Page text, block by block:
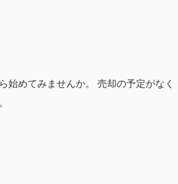
始めてみませんか。 売却の予定がなく